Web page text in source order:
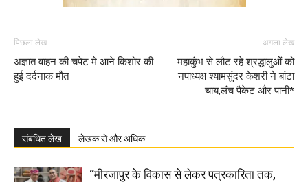
पिछला लेख
अज्ञात वाहन की चपेट मे आने किशोर की
हुई दर्दनाक मौत
अगला लेख
महाकुंभ से लौट रहे श्रद्धालुओं को
नपाध्यक्ष श्यामसुंदर केशरी ने बांटा
चाय,लंच पैकेट और पानी*
संबंधित लेख लेखक से और अधिक
“मीरजापुर के विकास से लेकर पत्रकारिता तक,